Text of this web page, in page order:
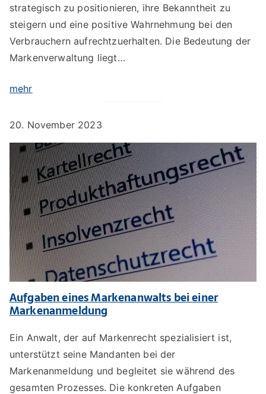
strategisch zu positionieren, ihre Bekanntheit zu
steigern und eine positive Wahrnehmung bei den
Verbrauchern aufrechtzuerhalten. Die Bedeutung der
Markenverwaltung liegt…
mehr
20. November 2023
Aufgaben eines Markenanwalts bei einer
Markenanmeldung
Ein Anwalt, der auf Markenrecht spezialisiert ist,
unterstützt seine Mandanten bei der
Markenanmeldung und begleitet sie während des
gesamten Prozesses. Die konkreten Aufgaben